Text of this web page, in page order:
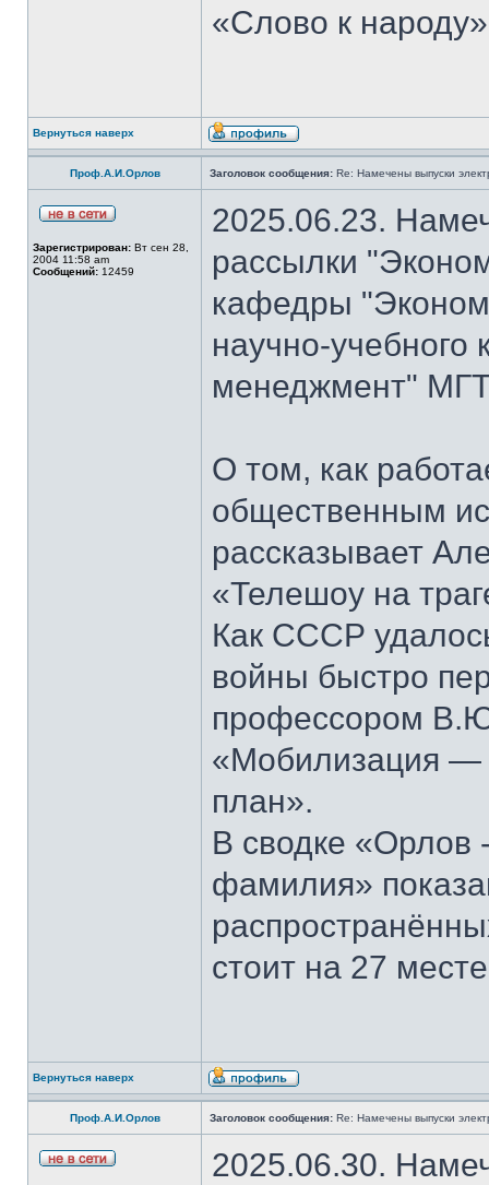
«Слово к
Вернуться наверх
Проф.А.И.Орлов Заголовок сообщения: Re: Намечены выпуски
Зарегистрирован: Вт сен 28,
2004 11:58 am
Сообщений: 12459
2025.06.23.
рассылки
кафедры
научно-
менеджмент"
О том, как
общественным
рассказывает
«Телешоу на
Как СССР
войны быстро
профессором
«Мобилизация —
план».
В сводке «Орлов
фамилия»
стоит на 27
Вернуться наверх
Проф.А.И.Орлов Заголовок сообщения: Re: Намечены выпуски
2025.06.30.